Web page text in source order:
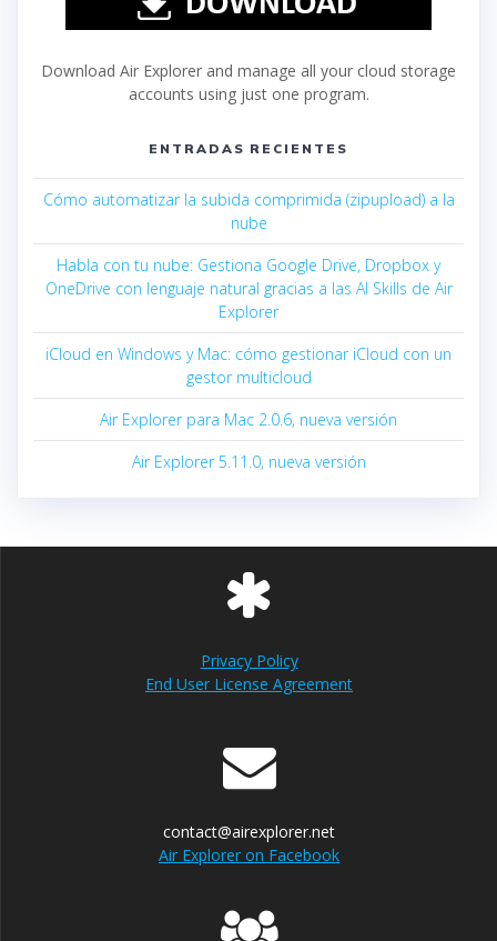
Download Air Explorer and manage all your cloud storage
accounts using just one program.
ENTRADAS RECIENTES
Cómo automatizar la subida comprimida (zipupload) a la
nube
Habla con tu nube: Gestiona Google Drive, Dropbox y
OneDrive con lenguaje natural gracias a las AI Skills de Air
Explorer
iCloud en Windows y Mac: cómo gestionar iCloud con un
gestor multicloud
Air Explorer para Mac 2.0.6, nueva versión
Air Explorer 5.11.0, nueva versión
Privacy Policy
End User License Agreement
contact@airexplorer.net
Air Explorer on Facebook